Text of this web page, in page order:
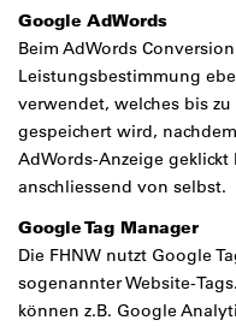
Google AdWords
Beim AdWords
Leistungsbestimmung
verwendet, welches bis
gespeichert wird,
AdWords-Anzeige geklickt
anschliessend von selbst.
Google Tag Manager
Die FHNW nutzt Google
sogenannterWebsite-Tags
können z.B. Google